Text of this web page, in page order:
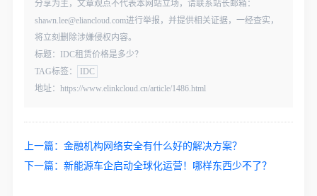
分享为主，文章观点不代表本网站立场，请联系站长邮箱：
shawn.lee@eliancloud.com进行举报，并提供相关证据，一经查实，
将立刻删除涉嫌侵权内容。
标题：IDC租赁价格是多少？
TAG标签：
IDC
地址：https://www.elinkcloud.cn/article/1486.html
上一篇：金融机构网络安全有什么好的解决方案？
下一篇：新能源车企启动全球化运营！哪样东西少不了？